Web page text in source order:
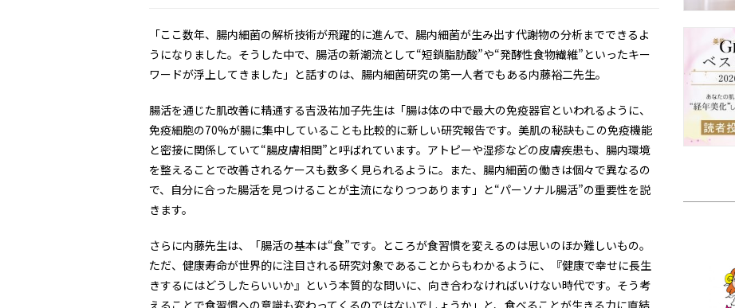
「ここ数年、腸内細菌の解析技術が飛躍的に進んで、腸内細菌が生み出す代謝物の分析までできるよ
うになりました。そうした中で、腸活の新潮流として“短鎖脂肪酸”や“発酵性食物繊維”といったキー
ワードが浮上してきました」と話すのは、腸内細菌研究の第一人者でもある内藤裕二先生。
腸活を通じた肌改善に精通する吉汲祐加子先生は「腸は体の中で最大の免疫器官といわれるように、
免疫細胞の70%が腸に集中していることも比較的に新しい研究報告です。美肌の秘訣もこの免疫機能
と密接に関係していて“腸皮膚相関”と呼ばれています。アトピーや湿疹などの皮膚疾患も、腸内環境
を整えることで改善されるケースも数多く見られるように。また、腸内細菌の働きは個々で異なるの
で、自分に合った腸活を見つけることが主流になりつつあります」と“パーソナル腸活”の重要性を説
きます。
さらに内藤先生は、「腸活の基本は“食”です。ところが食習慣を変えるのは思いのほか難しいもの。
ただ、健康寿命が世界的に注目される研究対象であることからもわかるように、『健康で幸せに長生
きするにはどうしたらいいか』という本質的な問いに、向き合わなければいけない時代です。そう考
えることで食習慣への意識も変わってくるのではないでしょうか」と、食べることが生きる力に直結